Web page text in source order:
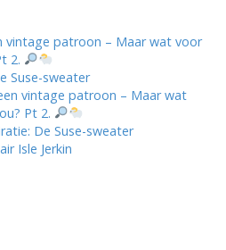
vintage patroon – Maar wat voor
2.
Suse-sweater
vintage patroon – Maar wat
Pt 2.
De Suse-sweater
Isle Jerkin